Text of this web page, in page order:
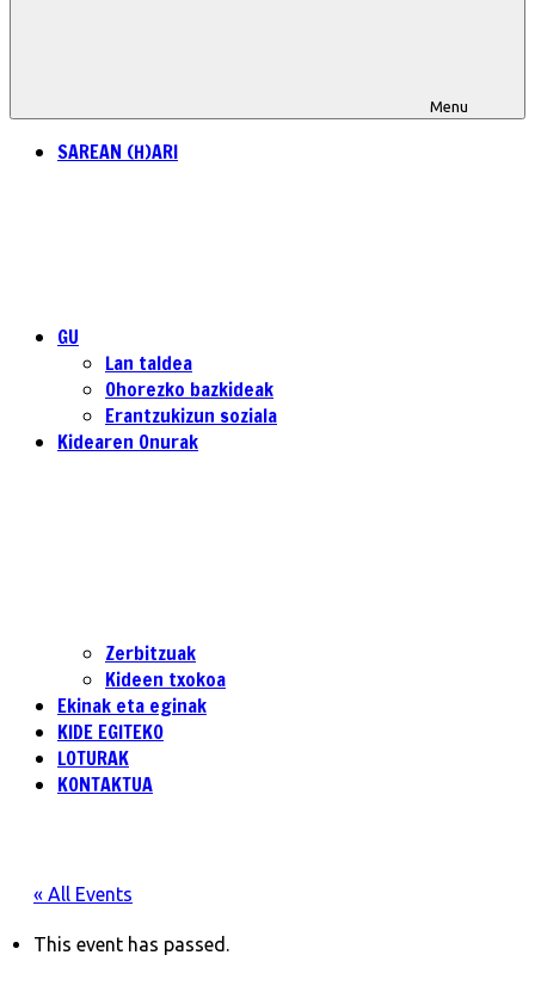
Menu
SAREAN (H)ARI
GU
Lan taldea
Ohorezko bazkideak
Erantzukizun soziala
Kidearen Onurak
Zerbitzuak
Kideen txokoa
Ekinak eta eginak
KIDE EGITEKO
LOTURAK
KONTAKTUA
« All Events
This event has passed.